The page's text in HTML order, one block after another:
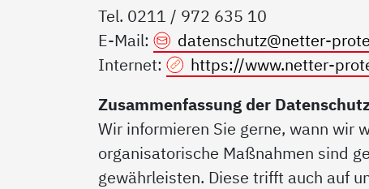
Tel. 0211 / 972 635 10
E-Mail:
datenschutz@netter-
Internet:
https://www.netter-
Zusammenfassung der
Wir informieren Sie gerne, wann wir
organisatorische Maßnahmen sind
gewährleisten. Diese trifft auch auf